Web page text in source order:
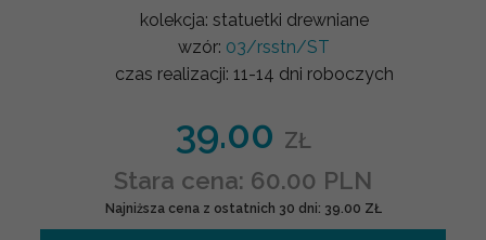
kolekcja: statuetki drewniane
wzór: 03/rsstn/ST
czas realizacji: 11-14 dni roboczych
39.00 ZŁ
Stara cena: 60.00 PLN
Najniższa cena z ostatnich 30 dni: 39.00 ZŁ